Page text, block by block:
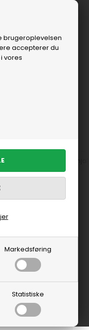
brugeroplevelsen
accepterer du
vores
Markedsføring
Statistiske
Rains til herre